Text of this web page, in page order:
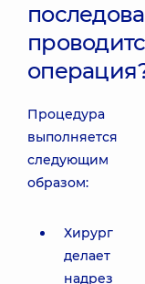
Процедура
выполняется
следующим
образом:
Хирург
делает
надрез